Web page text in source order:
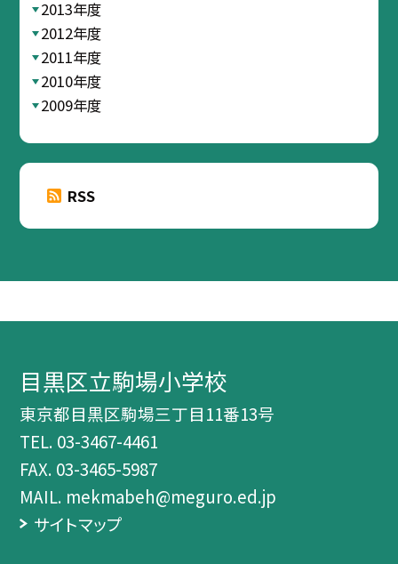
2013年度
2012年度
2011年度
2010年度
2009年度
RSS
目黒区立駒場小学校
東京都目黒区駒場三丁目11番13号
TEL. 03-3467-4461
FAX. 03-3465-5987
MAIL. mekmabeh@meguro.ed.jp
サイトマップ